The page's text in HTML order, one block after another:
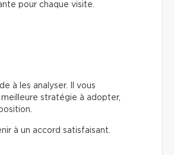
pour chaque visite.
à les analyser. Il vous
stratégie à adopter,
à un accord satisfaisant.